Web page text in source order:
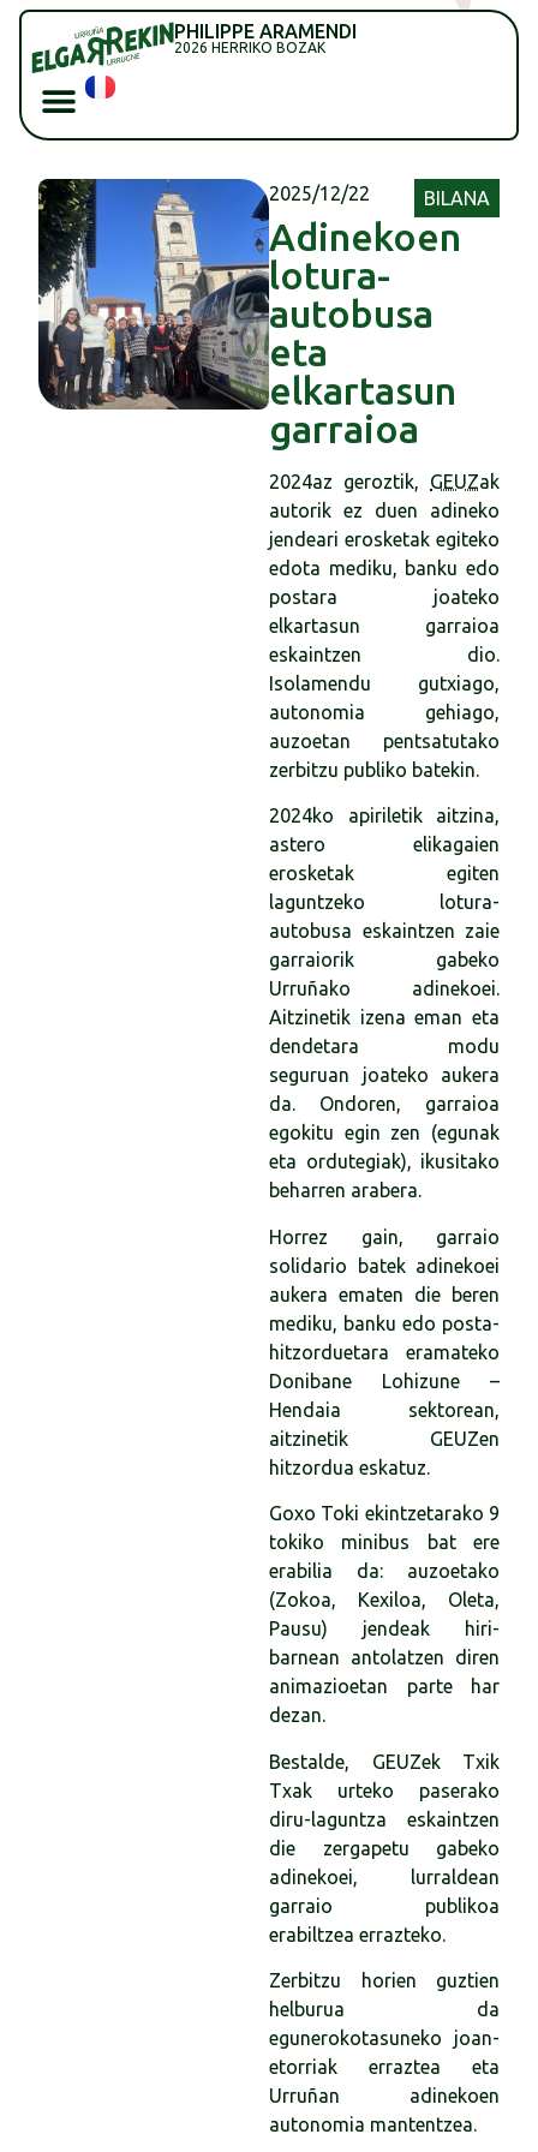
PHILIPPE ARAMENDI
2026 HERRIKO BOZAK
2025/12/22 BILANA
Adinekoen
lotura-
autobusa
eta
elkartasun
garraioa
2024az geroztik, GEUZak
autorik ez duen adineko
jendeari erosketak egiteko
edota mediku, banku edo
postara joateko
elkartasun garraioa
eskaintzen dio.
Isolamendu gutxiago,
autonomia gehiago,
auzoetan pentsatutako
zerbitzu publiko batekin.
2024ko apiriletik aitzina,
astero elikagaien
erosketak egiten
laguntzeko lotura-
autobusa eskaintzen zaie
garraiorik gabeko
Urruñako adinekoei.
Aitzinetik izena eman eta
dendetara modu
seguruan joateko aukera
da. Ondoren, garraioa
egokitu egin zen (egunak
eta ordutegiak), ikusitako
beharren arabera.
Horrez gain, garraio
solidario batek adinekoei
aukera ematen die beren
mediku, banku edo posta-
hitzorduetara eramateko
Donibane Lohizune –
Hendaia sektorean,
aitzinetik GEUZen
hitzordua eskatuz.
Goxo Toki ekintzetarako 9
tokiko minibus bat ere
erabilia da: auzoetako
(Zokoa, Kexiloa, Oleta,
Pausu) jendeak hiri-
barnean antolatzen diren
animazioetan parte har
dezan.
Bestalde, GEUZek Txik
Txak urteko paserako
diru-laguntza eskaintzen
die zergapetu gabeko
adinekoei, lurraldean
garraio publikoa
erabiltzea errazteko.
Zerbitzu horien guztien
helburua da
egunerokotasuneko joan-
etorriak erraztea eta
Urruñan adinekoen
autonomia mantentzea.